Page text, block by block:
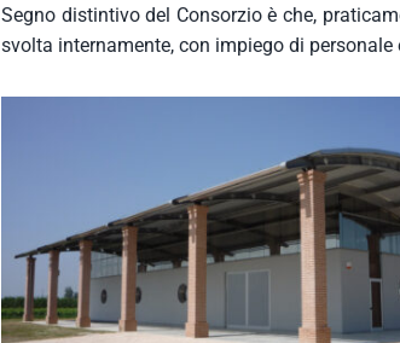
Segno distintivo del Consorzio è che,
svolta internamente, con impiego di personale